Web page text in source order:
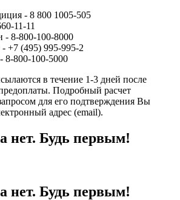
- 8 800 1005-505
11-11
- 8-800-100-8000
+7 (495) 995-995-2
8-800-100-5000
в течение 1-3 дней после
Подробный расчет
для его подтверждения Вы
адрес (email).
нет. Будь первым!
нет. Будь первым!